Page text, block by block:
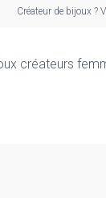
Créateur de bijoux ?
créateurs